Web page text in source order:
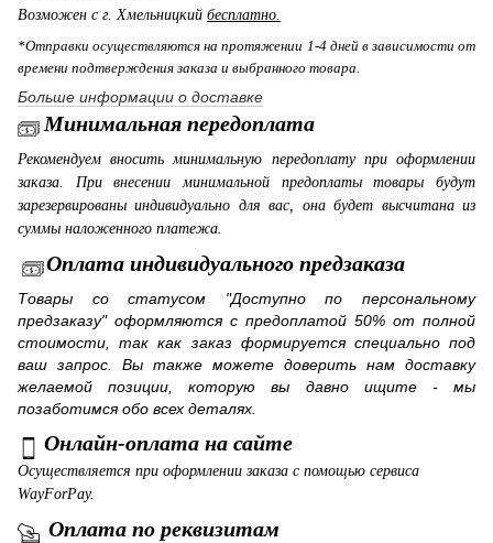
Возможен с г. Хмельницкий бесплатно.
*Отправки осуществляются на протяжении 1-4 дней в зависимости от
времени подтверждения заказа и выбранного товара.
Больше информации о доставке
Минимальная передоплата
Рекомендуем вносить минимальную передоплату при оформлении
заказа. При внесении минимальной предоплаты товары будут
зарезервированы индивидуально для вас, она будет высчитана из
суммы наложенного платежа.
Оплата индивидуального предзаказа
Товары со статусом "Доступно по персональному
предзаказу" оформляются с предоплатой 50% от полной
стоимости, так как заказ формируется специально под
ваш запрос. Вы также можете доверить нам доставку
желаемой позиции, которую вы давно ищите - мы
позаботимся обо всех деталях.
Онлайн-оплата на сайте
Осуществляется при оформлении заказа с помощью сервиса
WayForPay.
Оплата по реквизитам